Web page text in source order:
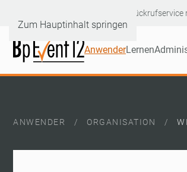
Zum Hauptinhalt springen
Rückrufservice
AnwenderLernen
ANWENDER ORGANISATION